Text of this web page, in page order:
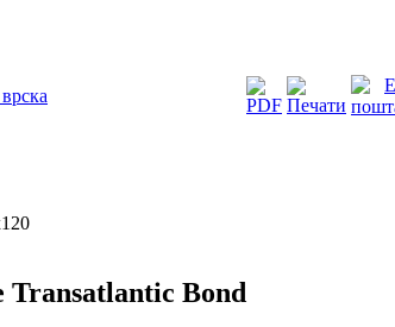
Transatlantic Bond